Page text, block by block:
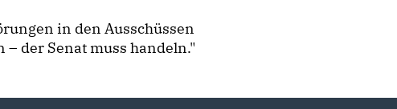
in den Ausschüssen
der Senat muss handeln."